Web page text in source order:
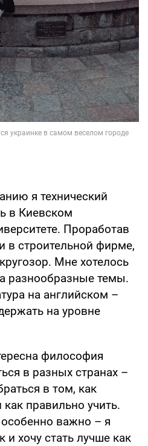
я технический
в Киевском
Проработав
в строительной фирме,
Мне хотелось
разнообразные темы.
на английском –
на уровне
философия
в разных странах –
в том, как
правильно учить.
важно – я
хочу стать лучше как